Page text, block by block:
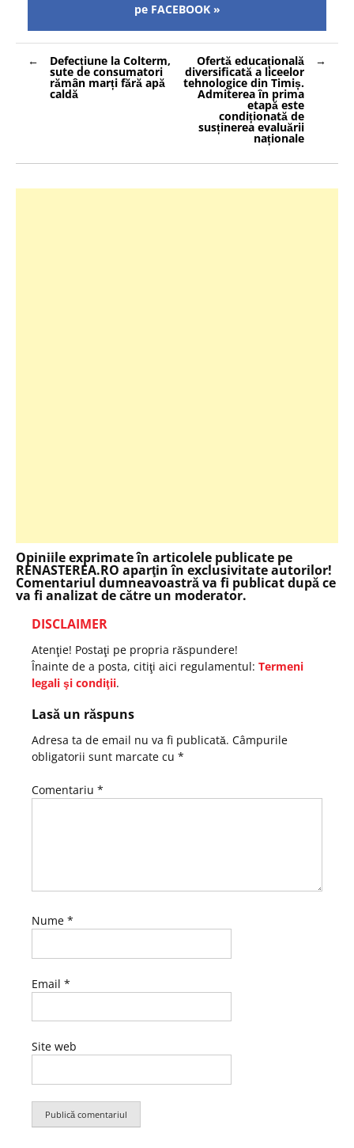
pe FACEBOOK »
Navigare
în
articole
Defecțiune la Colterm,
sute de consumatori
rămân marți fără apă
caldă
Ofertă educațională
diversificată a liceelor
tehnologice din Timiș.
Admiterea în prima
etapă este
condiționată de
susținerea evaluării
naționale
Opiniile exprimate în articolele publicate pe
RENASTEREA.RO aparţin în exclusivitate autorilor!
Comentariul dumneavoastră va fi publicat după ce
va fi analizat de către un moderator.
DISCLAIMER
Atenţie! Postaţi pe propria răspundere!
Înainte de a posta, citiţi aici regulamentul: Termeni
legali şi condiţii.
Lasă un răspuns
Adresa ta de email nu va fi publicată. Câmpurile
obligatorii sunt marcate cu *
Comentariu *
Nume *
Email *
Site web